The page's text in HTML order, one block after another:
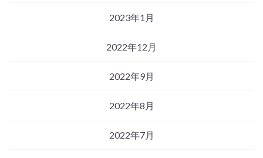
2023年1月
2022年12月
2022年9月
2022年8月
2022年7月